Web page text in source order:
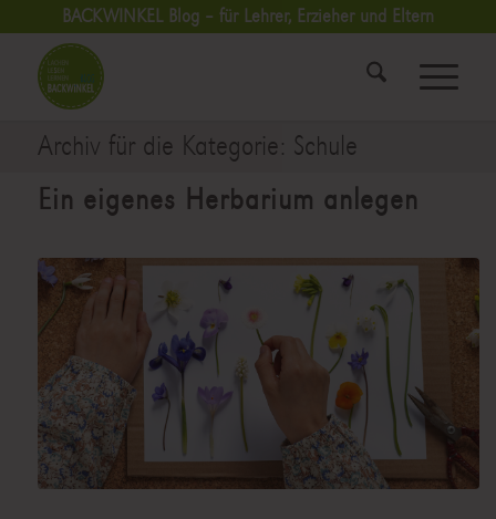
BACKWINKEL Blog – für Lehrer, Erzieher und Eltern
Archiv für die Kategorie: Schule
Ein eigenes Herbarium anlegen